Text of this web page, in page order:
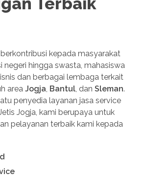
kepada masyarakat
negeri hingga swasta, mahasiswa
dan berbagai lembaga terkait
area Jogja, Bantul, dan Sleman.
penyedia layanan jasa service
Jogja, kami berupaya untuk
pelayanan terbaik kami kepada